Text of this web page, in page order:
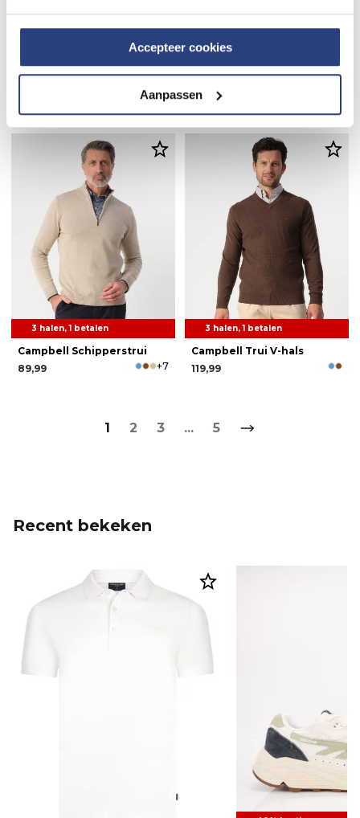
Accepteer cookies
Aanpassen
3 halen, 1 betalen 80% korting
99,95
3 halen, 1 betalen
Campbell Schipperstrui
89,99
+7
3 halen, 1 betalen
Campbell Trui V-hals
119,99
1 2 3 ... 5
Recent bekeken